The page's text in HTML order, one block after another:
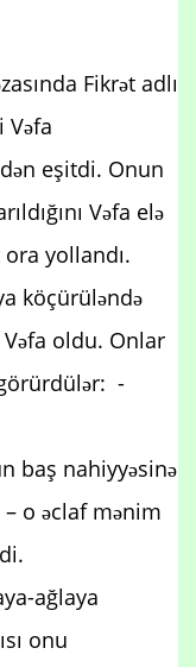
Fikrət adlı
Vəfa
eşitdi. Onun
Vəfa elə
yollandı.
köçürüləndə
Vəfa oldu. Onlar
-
baş nahiyyəsinə
– o əclaf mənim
ağlaya
onu